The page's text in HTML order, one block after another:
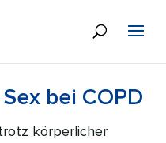
bei COPD
körperlicher